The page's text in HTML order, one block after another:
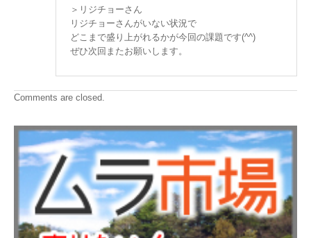
＞リジチョーさん
リジチョーさんがいない状況で
どこまで盛り上がれるかが今回の課題です(^^)
ぜひ次回またお願いします。
Comments are closed.